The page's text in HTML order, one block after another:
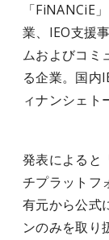
「FiNANCiE
業、IEO支援
ムおよびコミ
る企業。国内
ィナンシェト
発表によると
チプラットフ
有元から公式
ンのみを取り